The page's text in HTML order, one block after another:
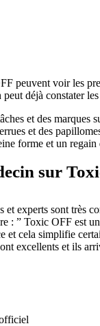
peuvent voir les
déjà constater
et des marques
et des
forme et un regain
sur
et experts sont très
: ” Toxic OFF est
et cela simplifie
excellents et ils